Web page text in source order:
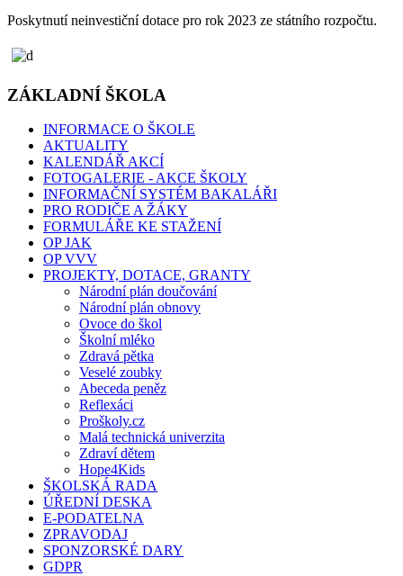
Poskytnutí neinvestiční dotace pro rok 2023 ze státního rozpočtu.
ZÁKLADNÍ ŠKOLA
INFORMACE O ŠKOLE
AKTUALITY
KALENDÁŘ AKCÍ
FOTOGALERIE - AKCE ŠKOLY
INFORMAČNÍ SYSTÉM BAKALÁŘI
PRO RODIČE A ŽÁKY
FORMULÁŘE KE STAŽENÍ
OP JAK
OP VVV
PROJEKTY, DOTACE, GRANTY
Národní plán doučování
Národní plán obnovy
Ovoce do škol
Školní mléko
Zdravá pětka
Veselé zoubky
Abeceda peněz
Reflexáci
Proškoly.cz
Malá technická univerzita
Zdraví dětem
Hope4Kids
ŠKOLSKÁ RADA
ÚŘEDNÍ DESKA
E-PODATELNA
ZPRAVODAJ
SPONZORSKÉ DARY
GDPR